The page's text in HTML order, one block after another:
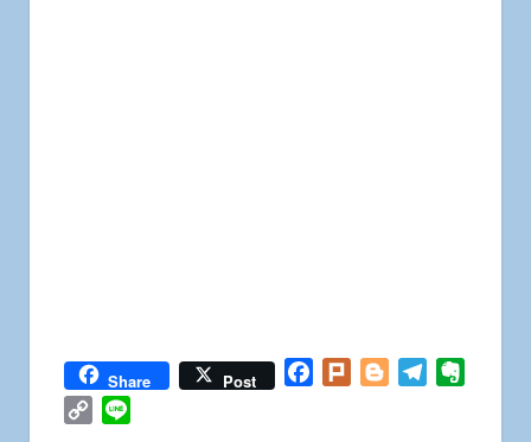
Share Post Facebook
Plurk BloggerTelegram
Copy